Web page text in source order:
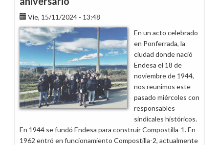
Vie, 15/11/2024 - 13:48
En un acto celebrado
en Ponferrada, la
ciudad donde nació
Endesa el 18 de
noviembre de 1944,
nos reunimos este
pasado miércoles con
responsables
sindicales históricos.
En 1944 se fundó Endesa para construir Compostilla-1. En
1962 entró en funcionamiento Compostilla-2, actualmente